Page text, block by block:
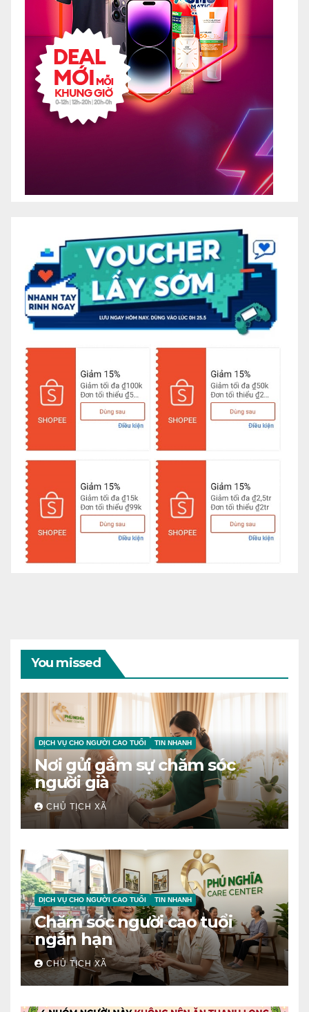
You missed
DỊCH VỤ CHO NGƯỜI CAO TUỔI TIN NHANH
Nơi gửi gắm sự chăm sóc
người già
CHỦ TỊCH XÃ
DỊCH VỤ CHO NGƯỜI CAO TUỔI TIN NHANH
Chăm sóc người cao tuổi
ngắn hạn
CHỦ TỊCH XÃ